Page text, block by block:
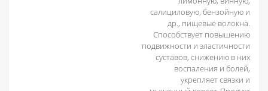
салициловую, бензойную и
др., пищевые волокна.
Способствует повышению
подвижности и эластичности
суставов, снижению в них
воспаления и болей,
укрепляет связки и